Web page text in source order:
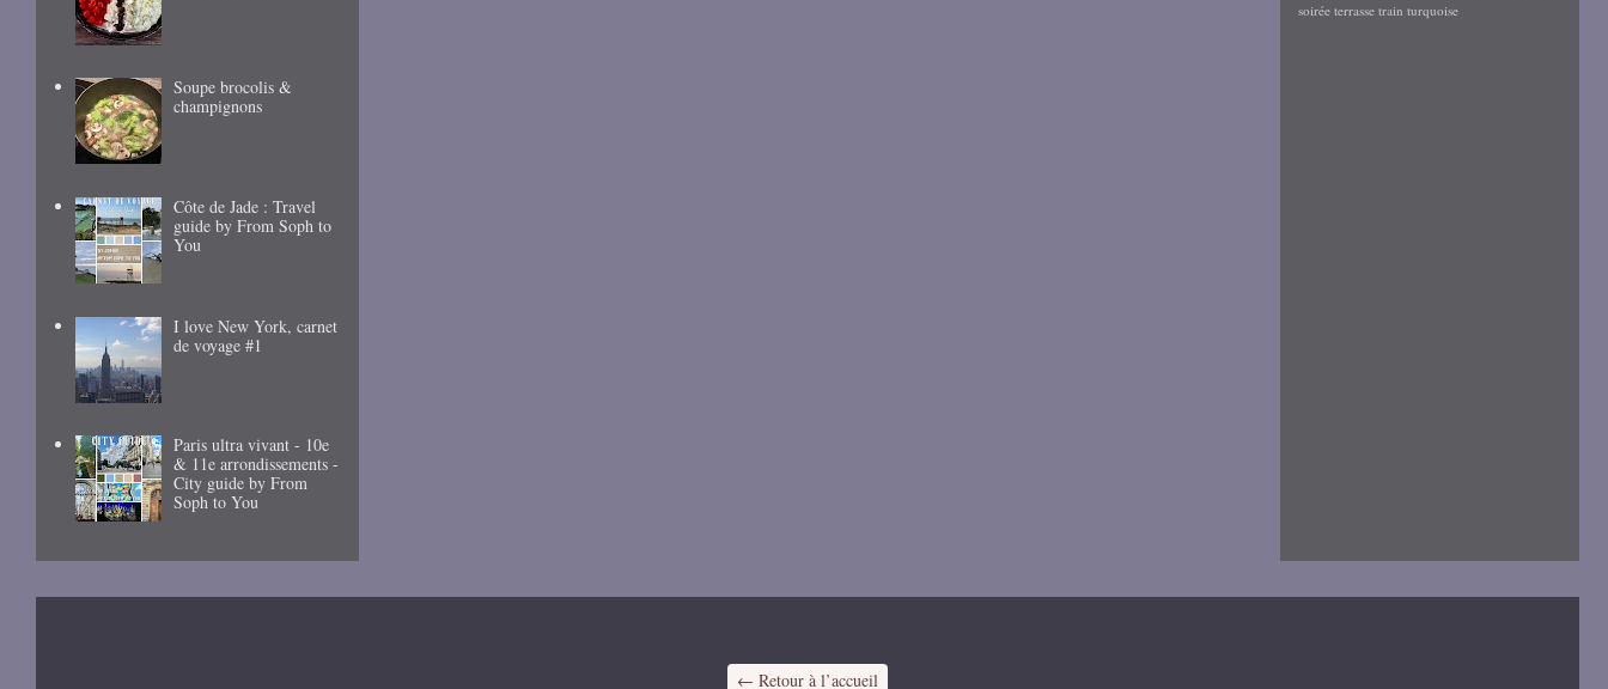
Soupe brocolis &
champignons
Côte de Jade : Travel
guide by From Soph to
You
I love New York, carnet
de voyage #1
Paris ultra vivant - 10e
& 11e arrondissements -
City guide by From
Soph to You
soirée terrasse train turquoise
← Retour à l’accueil